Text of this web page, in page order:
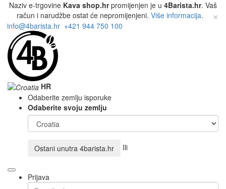
Naziv e-trgovine Kava shop.hrpromijenjen je u 4Barista.hr. Vaš
račun i narudžbe ostat će nepromijenjeni. Više informacija. ×
info@4barista.hr +421 944 750 100
HR
Odaberite zemlju isporuke
Odaberite svoju zemlju
Ostani unutra 4barista.hr Ili
Prijava